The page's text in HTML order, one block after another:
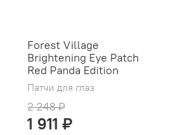
Forest Village
Brightening Eye Patch
Red Panda Edition
Патчи для глаз
2 248 ₽
1 911 ₽